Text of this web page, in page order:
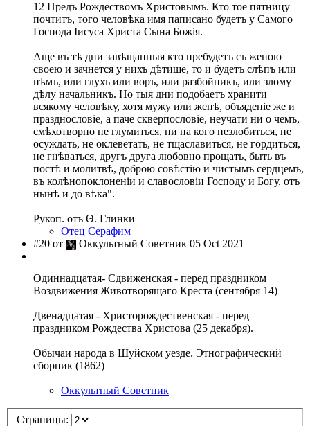
12 Предъ Рождествомъ Христовымъ. Кто тое пятницу
почтитъ, того человѣка имя паписано будетъ у Самого
Господа Іисуса Христа Сына Божія.
Аще въ тѣ дни завѣщанныя кто пребудетъ съ женою
своею и зачнется у нихъ дѣтище, то и будетъ слѣпъ или
нѣмъ, или глухъ или воръ, или разбойникъ, или злому
дѣлу начальникъ. Но тыя дни подобаетъ хранити
всякому человѣку, хотя мужу или женѣ, объяденіе же и
празднословіе, а паче скверпословіе, неучати ни о чемъ,
смѣхотворно не глумиться, ни на кого незлобиться, не
осуждать, не оклеветать, не тщаславиться, не гордиться,
не гнѣваться, другъ друга любовно прощать, быть въ
постѣ и молитвѣ, доброю совѣстію и чистымъ сердцемъ,
въ колѣнопоклоненіи и славословіи Господу и Богу. отъ
нынѣ и до вѣка".
Рукоп. отъ Ѳ. Глинки
Отец Серафим
#20 от
Оккультный Советник 05 Oct 2021
Одиннадцатая- Сдвиженская - перед праздником
Воздвижения Животворящаго Креста (сентября 14)
Двенадцатая - Христорождественская - перед
праздником Рождества Христова (25 декабря).
Обычаи народа в Шуйском уезде. Этнографический
сборник (1862)
Оккультный Советник
Страницы: